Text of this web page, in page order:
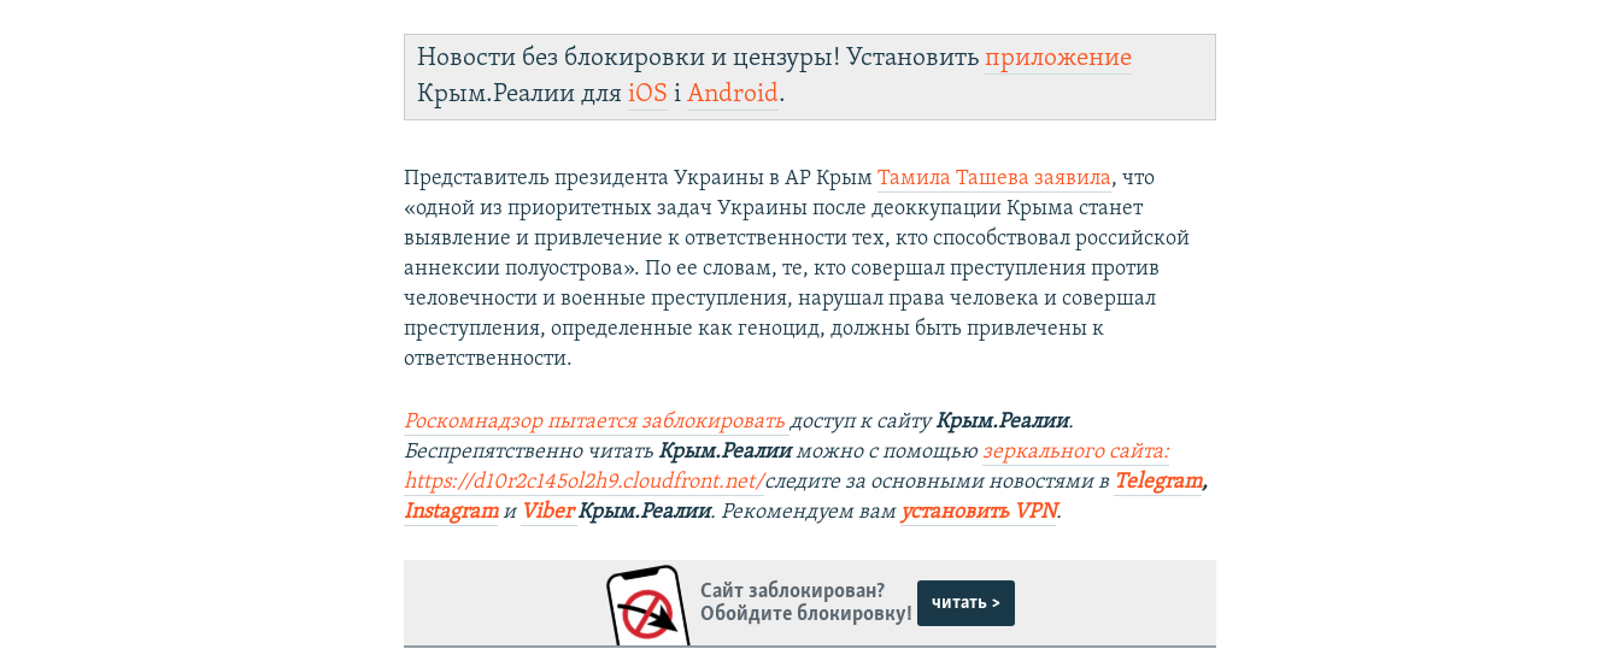
Новости без блокировки и цензуры! Установитьприложение
Крым.Реалии дляiOS іAndroid.
Представитель президента Украины в АР КрымТамила Ташева заявила, что
«одной из приоритетных задач Украины после деоккупации Крыма станет
выявление и привлечение к ответственности тех, кто способствовал российской
аннексии полуострова». По ее словам, те, кто совершал преступления против
человечности и военные преступления, нарушал права человека и совершал
преступления, определенные как геноцид, должны быть привлечены к
ответственности.
Роскомнадзор пытается заблокировать доступ к сайтуКрым.Реалии.
Беспрепятственно читатьКрым.Реалииможно с помощьюзеркального сайта:
https://d10r2c145ol2h9.cloudfront.net/следите за основными новостями в Telegram,
Instagramи Viber Крым.Реалии. Рекомендуем вам установить VPN.
Сайт заблокирован?
Обойдите блокировку!
читать >